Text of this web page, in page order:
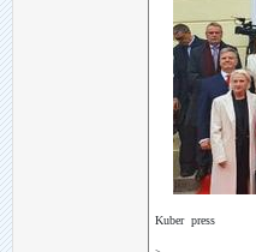
Kuber press